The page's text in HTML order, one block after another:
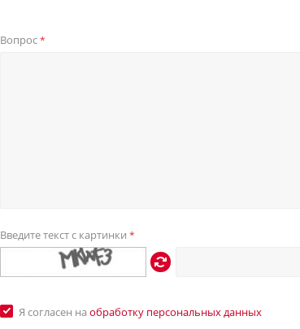
Вопрос*
Введите текст с картинки*
Я согласен наобработку персональных данных